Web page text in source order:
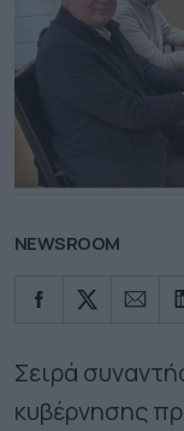
NEWSROOM
Σειρά
κυβέρνησης